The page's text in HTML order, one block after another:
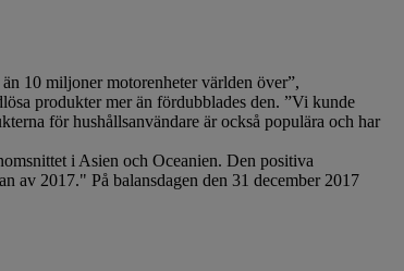
10 miljoner motorenheter världen över”,
produkter mer än fördubblades den. ”Vi kunde
för hushållsanvändare är också populära och har
i Asien och Oceanien. Den positiva
av 2017." På balansdagen den 31 december 2017